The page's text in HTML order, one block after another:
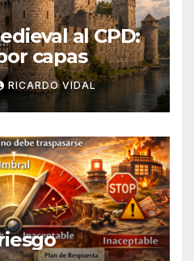
al CPD:
capas
RICARDO VIDAL